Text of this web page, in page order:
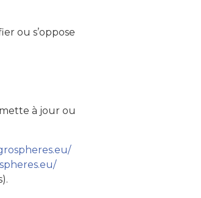
ou s’oppose
à jour ou